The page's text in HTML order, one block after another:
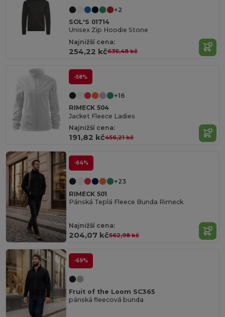
+2
SOL'S 01714
Unisex Zip Hoodie Stone
Najnižší cena:
254,22 kč636,48 kč
-58%
+16
RIMECK 504
Jacket Fleece Ladies
Najnižší cena:
191,82 kč456,21 kč
-64%
+23
RIMECK 501
Pánská Teplá Fleece Bunda Rimeck
Najnižší cena:
204,07 kč562,98 kč
-69%
Fruit of the Loom SC365
pánská fleecová bunda